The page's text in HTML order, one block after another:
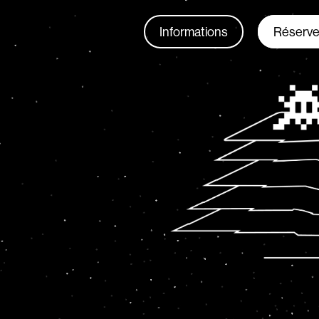
Informations